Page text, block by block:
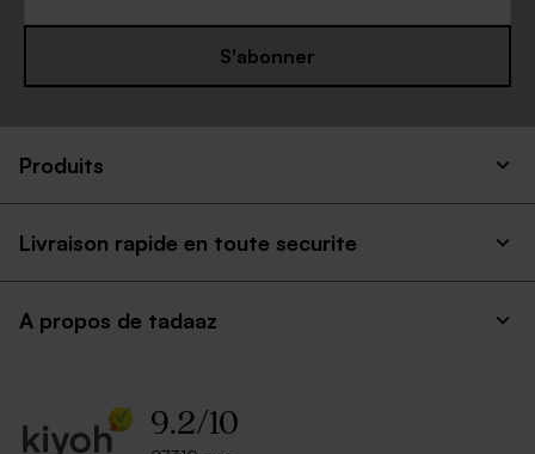
Enveloppe mariage
mouchetée papier naturel
Magnifique enveloppe dorée
S'abonner
Produits
Livraison rapide en toute securite
A propos de tadaaz
9.2/10